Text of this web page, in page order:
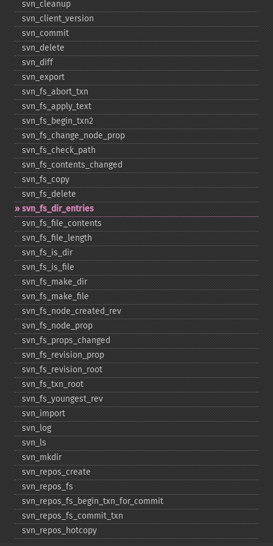
svn_​cleanup
svn_​client_​version
svn_​commit
svn_​delete
svn_​diff
svn_​export
svn_​fs_​abort_​txn
svn_​fs_​apply_​text
svn_​fs_​begin_​txn2
svn_​fs_​change_​node_​prop
svn_​fs_​check_​path
svn_​fs_​contents_​changed
svn_​fs_​copy
svn_​fs_​delete
svn_​fs_​dir_​entries
svn_​fs_​file_​contents
svn_​fs_​file_​length
svn_​fs_​is_​dir
svn_​fs_​is_​file
svn_​fs_​make_​dir
svn_​fs_​make_​file
svn_​fs_​node_​created_​rev
svn_​fs_​node_​prop
svn_​fs_​props_​changed
svn_​fs_​revision_​prop
svn_​fs_​revision_​root
svn_​fs_​txn_​root
svn_​fs_​youngest_​rev
svn_​import
svn_​log
svn_​ls
svn_​mkdir
svn_​repos_​create
svn_​repos_​fs
svn_​repos_​fs_​begin_​txn_​for_​commit
svn_​repos_​fs_​commit_​txn
svn_​repos_​hotcopy